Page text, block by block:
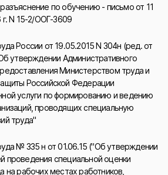
по обучению - письмо от 11
г. N 15-2/ООГ-3609
России от 19.05.2015 N 304н (ред. от
утверждении Административного
Министерством труда и
Российской Федерации
услуги по формированию и ведению
проводящих специальную
труда"
№ 335 н от 01.06.15 ("Об утверждении
проведения специальной оценки
на рабочих местах работников,